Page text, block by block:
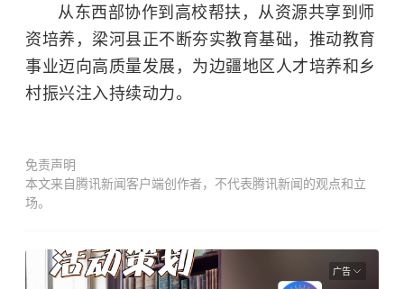
从东西部协作到高校帮扶，从资源共享到师
资培养，梁河县正不断夯实教育基础，推动教育
事业迈向高质量发展，为边疆地区人才培养和乡
村振兴注入持续动力。
免责声明
本文来自腾讯新闻客户端创作者，不代表腾讯新闻的观点和立
场。
广告